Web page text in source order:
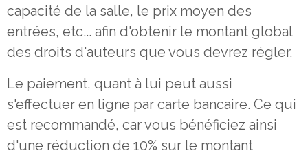
capacité de la salle, le prix moyen des
entrées, etc... afin d'obtenir le montant global
des droits d'auteurs que vous devrez régler.
Le paiement, quant à lui peut aussi
s'effectuer en ligne par carte bancaire. Ce qui
est recommandé, car vous bénéficiez ainsi
d'une réduction de 10% sur le montant